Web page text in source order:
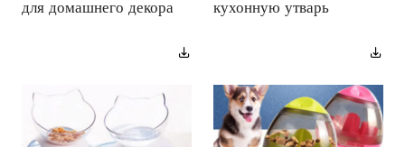
для домашнего декора
кухонную утварь